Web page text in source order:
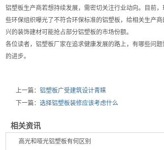
铝塑板生产商若想持续发展，需密切关注行业动向。目前
些环保组织曝光了不符合环保标准的铝塑板，给相关生产
兴的装饰建材可能抢占部分铝塑板的市场份额。
各位读者，铝塑板厂家在追求健康发展的路上，有哪些问
的进步。
上一篇： 铝塑板广受建筑设计青睐
下一篇： 选择铝塑板装修应该考虑什么
相关资讯
高光和哑光铝塑板有何区别